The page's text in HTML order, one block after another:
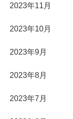
2023年11月
2023年10月
2023年9月
2023年8月
2023年7月